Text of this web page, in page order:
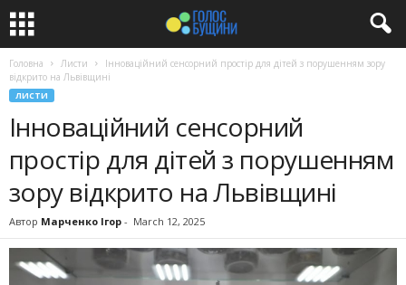
Головна Листи
Інноваційний сенсорний простір для дітей з порушенням зору
відкрито на Львівщині
ЛИСТИ
Інноваційний сенсорний
простір для дітей з порушенням
зору відкрито на Львівщині
Автор Марченко Ігор - March 12, 2025